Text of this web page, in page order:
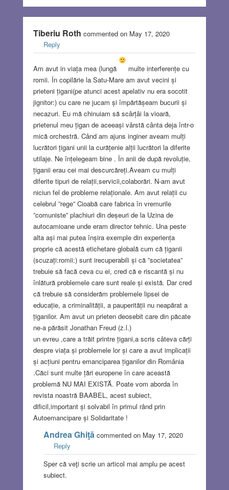
Tiberiu Roth commented on May 17, 2020
Reply
Am avut in viața mea (lungă
multe interferențe cu
romii. În copilărie la Satu-Mare am avut vecini și
prieteni țigani(pe atunci acest apelativ nu era socotit
jignitor:) cu care ne jucam și împărtășeam bucurii și
necazuri. Eu mă chinuiam să scârțâi la vioară,
prietenul meu țigan de aceeași vârstă cânta deja într-o
mică orchestră. Când am ajuns inginer aveam mulți
lucrători țigani unii la curățenie alții lucrători la diferite
utilaje. Ne înțelegeam bine . În anii de după revoluție,
țiganii erau cei mai descurcăreți.Aveam cu mulți
diferite tipuri de relații,servicii,colaborări. N-am avut
niciun fel de probleme relaționale. Am avut relații cu
celebrul ”rege” Cioabă care fabrica în vremurile
”comuniste” plachiuri din deșeuri de la Uzina de
autocamioane unde eram director tehnic. Una peste
alta ași mai putea înșira exemple din experiența
proprie că acestă etichetare globală cum că țiganii
(scuzați:romii:) sunt irecuperabili și că ”societatea”
trebuie să facă ceva cu ei, cred că e riscantă și nu
înlătură problemele care sunt reale și există. Dar cred
că trebuie să considerăm problemele lipsei de
educație, a criminalității, a pauperității nu neapărat a
țiganilor. Am avut un prieten deosebit care din păcate
ne-a părăsit Jonathan Freud (z.l.)
un evreu ,care a trăit printre țigani,a scris câteva cărți
despre viața și problemele lor și care a avut implicații
și acțiuni pentru emanciparea țiganilor din România
.Căci sunt multe țări europene în care această
problemă NU MAI EXISTĂ. Poate vom aborda în
revista noastră BAABEL, acest subiect,
dificil,important și solvabil în primul rând prin
Autoemancipare și Solidaritate !
Andrea Ghiţăcommented on May 17, 2020
Reply
Sper că veţi scrie un articol mai amplu pe acest
subiect.